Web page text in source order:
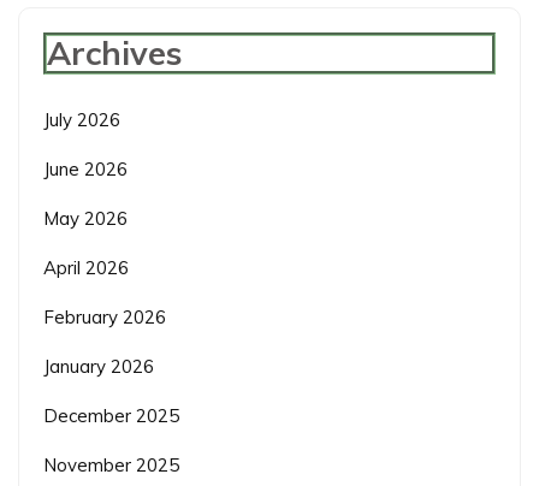
Archives
July 2026
June 2026
May 2026
April 2026
February 2026
January 2026
December 2025
November 2025